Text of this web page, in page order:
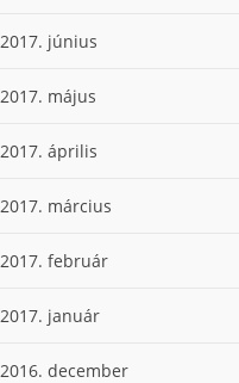
2017. június
2017. május
2017. április
2017. március
2017. február
2017. január
2016. december